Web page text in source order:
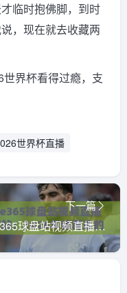
临时抱佛脚，到时
，现在就去收藏两
界杯看得过瘾，支
世界杯直播
下一篇
be365球盘站视频直播网站：2026年体育迷的新选择？